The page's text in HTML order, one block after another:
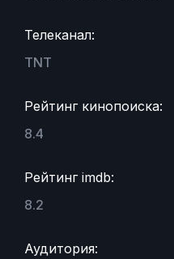
Телеканал:
TNT
Рейтинг кинопоиска:
8.4
Рейтинг imdb:
8.2
Аудитория: